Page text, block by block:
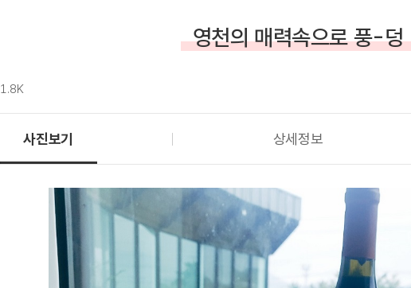
영천의 매력속으로 풍-덩
1.8K
사진보기 상세정보